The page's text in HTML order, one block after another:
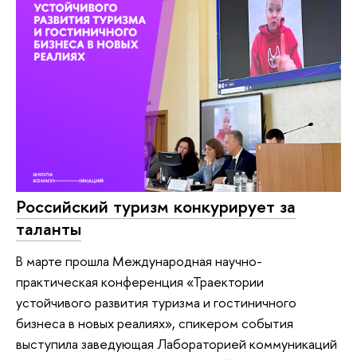
Российский туризм конкурирует за
таланты
В марте прошла Международная научно-
практическая конференция «Траектории
устойчивого развития туризма и гостиничного
бизнеса в новых реалиях», спикером события
выступила заведующая Лабораторией коммуникаций